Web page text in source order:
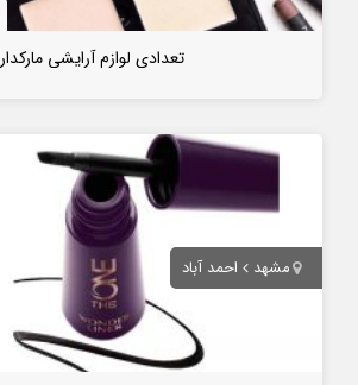
تعدادی لوازم آرایشی مارکدار
مشهد احمد آباد